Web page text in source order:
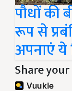
पौधों की
रूप से
अपनाएं ये
Share